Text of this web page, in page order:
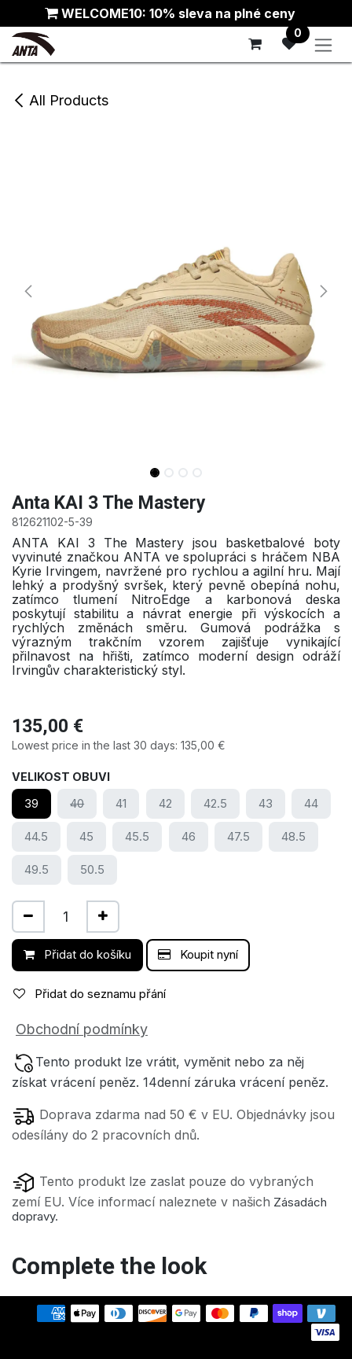
Skip to ContentWELCOME10: 10% sleva na plné ceny
0
All Products
Anta KAI 3 The Mastery
812621102-5-39
ANTA KAI 3 The Mastery jsou basketbalové boty
vyvinuté značkou ANTA ve spolupráci s hráčem NBA
Kyrie Irvingem, navržené pro rychlou a agilní hru. Mají
lehký a prodyšný svršek, který pevně obepíná nohu,
zatímco tlumení NitroEdge a karbonová deska
poskytují stabilitu a návrat energie při výskocích a
rychlých změnách směru. Gumová podrážka s
výrazným trakčním vzorem zajišťuje vynikající
přilnavost na hřišti, zatímco moderní design odráží
Irvingův charakteristický styl.
135,00 €
Lowest price in the last 30 days: 135,00 €
VELIKOST OBUVI
39 40 41 42 42.5 43 44
44.5 45 45.5 46 47.5 48.5
49.5 50.5
Přidat do košíku Koupit nyní
Přidat do seznamu přání
Obchodní podmínky
Tento produkt lze vrátit, vyměnit nebo za něj
získat vrácení peněz. 14denní záruka vrácení peněz.
Doprava zdarma nad 50 € v EU. Objednávky jsou
odesílány do 2 pracovních dnů.
Tento produkt lze zaslat pouze do vybraných
zemí EU. Více informací naleznete v našich Zásadách
dopravy.
Complete the look